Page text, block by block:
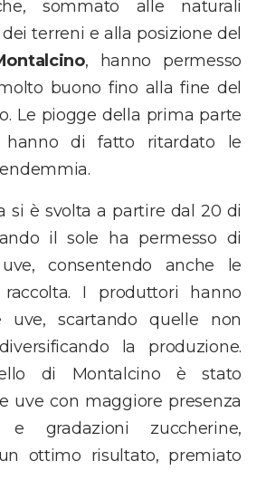
sommato alle naturali
terreni e alla posizione del
, hanno permesso
buono fino alla fine del
Le piogge della prima parte
hanno di fatto ritardato le
si è svolta a partire dal 20 di
il sole ha permesso di
consentendo anche le
I produttori hanno
uve, scartando quelle non
la produzione.
di Montalcino è stato
uve con maggiore presenza
gradazioni zuccherine,
ottimo risultato, premiato